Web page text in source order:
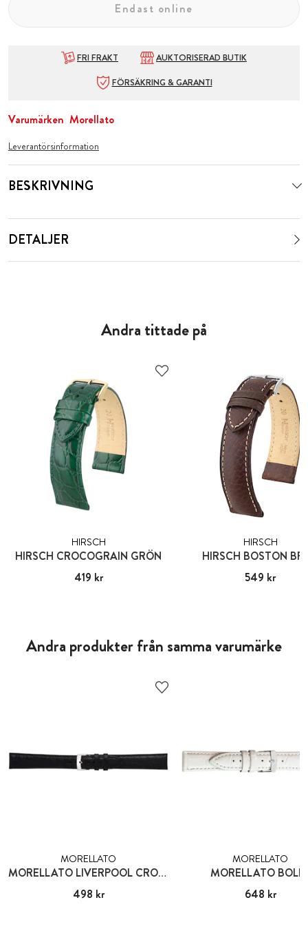
Endast online
FRI FRAKT
AUKTORISERAD BUTIK
FÖRSÄKRING & GARANTI
Varumärken Morellato
Leverantörsinformation
BESKRIVNING
DETALJER
Andra tittade på
HIRSCH
HIRSCH CROCOGRAIN GRÖN
Pris:419 kr
419 kr
HIRSCH
HIRSCH BOSTON
Pris:549 kr
549 kr
Andra produkter från samma varumärke
MORELLATO
MORELLATO LIVERPOOL CROCO
Pris:498 kr
498 kr
MORELLATO
MORELLATO
Pris:648 kr
648 kr